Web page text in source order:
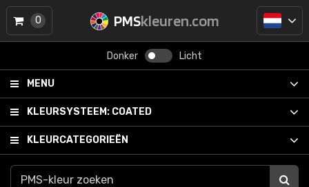
PMSkleuren.com
Donker Licht
MENU
KLEURSYSTEEM: COATED
KLEURCATEGORIEËN
0